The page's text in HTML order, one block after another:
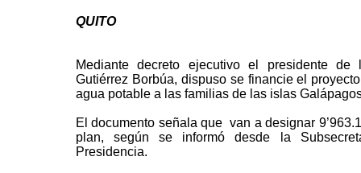
QUITO
Mediante decreto ejecutivo el presidente de
Gutiérrez Borbúa, dispuso se financie el
agua potable a las familias de las islas
El documento señala que van a designar
plan, según se informó desde la
Presidencia.